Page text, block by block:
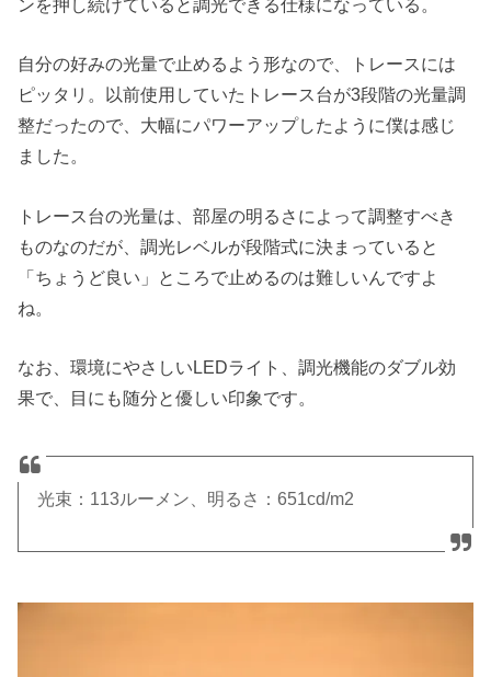
ンを押し続けていると調光できる仕様になっている。
自分の好みの光量で止めるよう形なので、トレースには
ピッタリ。以前使用していたトレース台が3段階の光量調
整だったので、大幅にパワーアップしたように僕は感じ
ました。
トレース台の光量は、部屋の明るさによって調整すべき
ものなのだが、調光レベルが段階式に決まっていると
「ちょうど良い」ところで止めるのは難しいんですよ
ね。
なお、環境にやさしいLEDライト、調光機能のダブル効
果で、目にも随分と優しい印象です。
光束：113ルーメン、明るさ：651cd/m2